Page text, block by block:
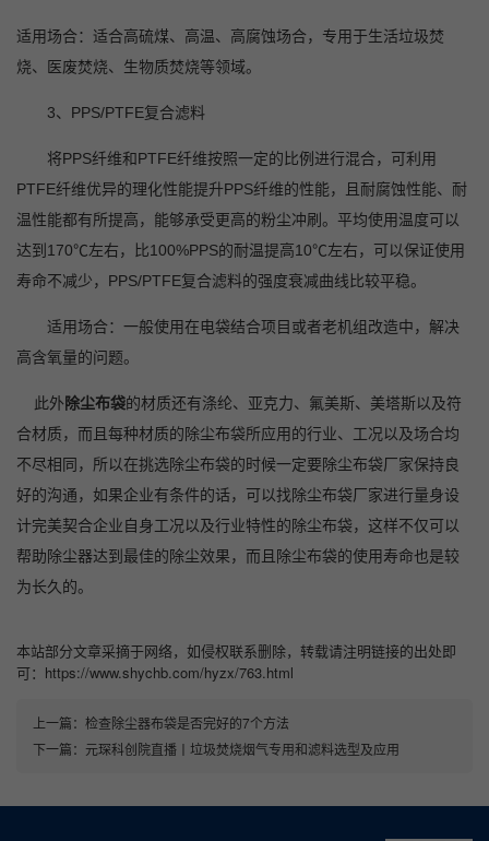
适用场合：适合高硫煤、高温、高腐蚀场合，专用于生活垃圾焚
烧、医废焚烧、生物质焚烧等领域。
3、PPS/PTFE复合滤料
将PPS纤维和PTFE纤维按照一定的比例进行混合，可利用
PTFE纤维优异的理化性能提升PPS纤维的性能，且耐腐蚀性能、耐
温性能都有所提高，能够承受更高的粉尘冲刷。平均使用温度可以
达到170℃左右，比100%PPS的耐温提高10℃左右，可以保证使用
寿命不减少，PPS/PTFE复合滤料的强度衰减曲线比较平稳。
适用场合：一般使用在电袋结合项目或者老机组改造中，解决
高含氧量的问题。
此外除尘布袋的材质还有涤纶、亚克力、氟美斯、美塔斯以及符
合材质，而且每种材质的除尘布袋所应用的行业、工况以及场合均
不尽相同，所以在挑选除尘布袋的时候一定要除尘布袋厂家保持良
好的沟通，如果企业有条件的话，可以找除尘布袋厂家进行量身设
计完美契合企业自身工况以及行业特性的除尘布袋，这样不仅可以
帮助除尘器达到最佳的除尘效果，而且除尘布袋的使用寿命也是较
为长久的。
本站部分文章采摘于网络，如侵权联系删除，转载请注明链接的出处即
可：https://www.shychb.com/hyzx/763.html
上一篇： 检查除尘器布袋是否完好的7个方法
下一篇： 元琛科创院直播丨垃圾焚烧烟气专用和滤料选型及应用